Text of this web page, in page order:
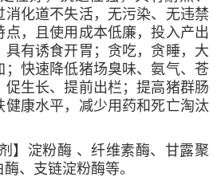
消化道不失活，无污染、无违禁
，且使用成本低廉，投入产出
具有诱食开胃；贪吃，贪睡，大
；快速降低猪场臭味、氨气、苍
促生长、提前出栏；提高猪群肠
健康水平，减少用药和死亡淘汰
】淀粉酶 、纤维素酶、甘露聚
、支链淀粉酶等。